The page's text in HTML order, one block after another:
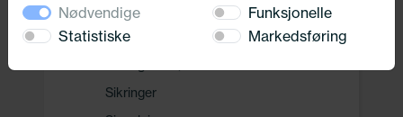
Multifunksjonsrelé
Spenningstransformator
Sikringer
Nødvendige
Funksjonelle
Statistiske
Markedsføring